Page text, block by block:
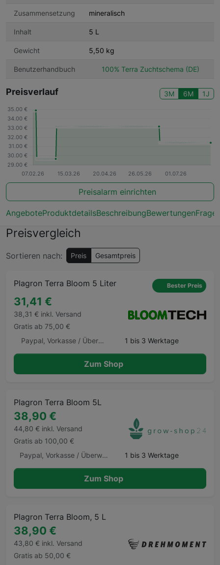
Zusammensetzung mineralisch
Inhalt 5 L
Gewicht 5,50 kg
Benutzerhandbuch 100% Terra Zuchtschema (DE)
Preisverlauf 3M 6M 1J
Preisalarm einrichten
AngeboteProduktdetailsBeschreibungBewertungen
Preisvergleich
Sortieren nach: Preis Gesamtpreis
Plagron Terra Bloom 5 Liter Bester Preis
31,41 €
38,31 € inkl. Versand
Gratis ab 75,00 €
Paypal, Vorkasse / Überweisung, Barzahlung, Barzahlung Barzahlen.de
1 bis 3 Werktage
Zum Shop
Plagron Terra Bloom 5L
38,90 €
44,80 € inkl. Versand
Gratis ab 100,00 €
Paypal, Vorkasse / Überweisung, Kauf auf Rechnung, Klarna Sofortüberweisung, Kreditkarte, Amazon Pay, Barzahlung Barzahlen.de
1 bis 3 Werktage
Zum Shop
Plagron Terra Bloom, 5 L
38,90 €
43,80 € inkl. Versand
Gratis ab 50,00 €